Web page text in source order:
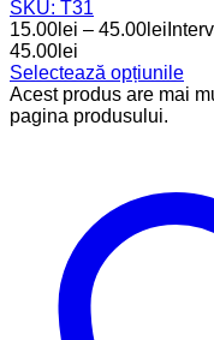
SKU: T31
15.00 lei – 45.00 lei
45.00lei
Selectează opțiunile
Acest produs are mai
pagina produsului.